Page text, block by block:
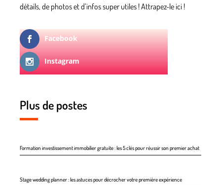
détails, de photos et d’infos super utiles ! Attrapez-le ici !
Facebook
Instagram
Plus de postes
Formation investissement immobilier gratuite : les 5 clés pour réussir son premier achat
Stage wedding planner : les astuces pour décrocher votre première expérience